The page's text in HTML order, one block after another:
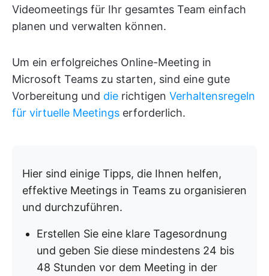
Videomeetings für Ihr gesamtes Team einfach
planen und verwalten können.
Um ein erfolgreiches Online-Meeting in
Microsoft Teams zu starten, sind eine gute
Vorbereitung und die richtigen Verhaltensregeln
für virtuelle Meetings erforderlich.
Hier sind einige Tipps, die Ihnen helfen,
effektive Meetings in Teams zu organisieren
und durchzuführen.
Erstellen Sie eine klare Tagesordnung
und geben Sie diese mindestens 24 bis
48 Stunden vor dem Meeting in der